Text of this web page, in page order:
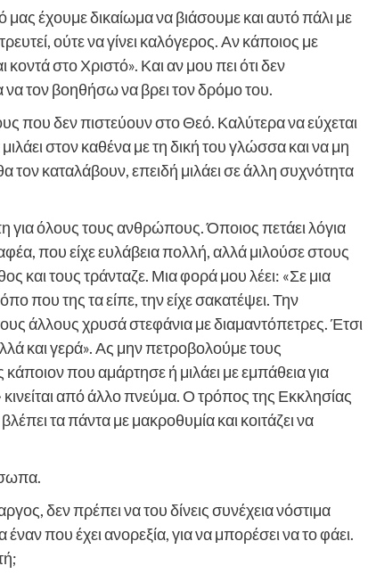
έχουμε δικαίωμα να βιάσουμε και αυτό πάλι με
ούτε να γίνει καλόγερος. Αν κάποιος με
στο Χριστό». Και αν μου πει ότι δεν
να τον βοηθήσω να βρει τον δρόμο του.
που δεν πιστεύουν στο Θεό. Καλύτερα να εύχεται
στον καθένα με τη δική του γλώσσα και να μη
τον καταλάβουν, επειδή μιλάει σε άλλη συχνότητα
για όλους τους ανθρώπους. Όποιος πετάει λόγια
που είχε ευλάβεια πολλή, αλλά μιλούσε στους
τους τράνταζε. Μια φορά μου λέει: «Σε μια
που της τα είπε, την είχε σακατέψει. Την
άλλους χρυσά στεφάνια με διαμαντόπετρες. Έτσι
και γερά». Ας μην πετροβολούμε τους
που αμάρτησε ή μιλάει με εμπάθεια για
από άλλο πνεύμα. Ο τρόπος της Εκκλησίας
τα πάντα με μακροθυμία και κοιτάζει να
δεν πρέπει να του δίνεις συνέχεια νόστιμα
που έχει ανορεξία, για να μπορέσει να το φάει.